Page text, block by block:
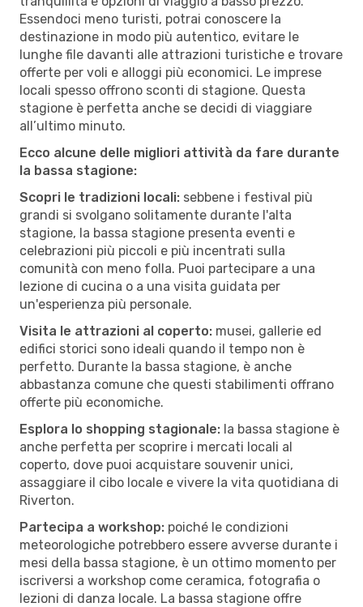
Essendoci meno turisti, potrai conoscere la
destinazione in modo più autentico, evitare le
lunghe file davanti alle attrazioni turistiche e trovare
offerte per voli e alloggi più economici. Le imprese
locali spesso offrono sconti di stagione. Questa
stagione è perfetta anche se decidi di viaggiare
all’ultimo minuto.
Ecco alcune delle migliori attività da fare durante
la bassa stagione:
Scopri le tradizioni locali: sebbene i festival più
grandi si svolgano solitamente durante l'alta
stagione, la bassa stagione presenta eventi e
celebrazioni più piccoli e più incentrati sulla
comunità con meno folla. Puoi partecipare a una
lezione di cucina o a una visita guidata per
un'esperienza più personale.
Visita le attrazioni al coperto: musei, gallerie ed
edifici storici sono ideali quando il tempo non è
perfetto. Durante la bassa stagione, è anche
abbastanza comune che questi stabilimenti offrano
offerte più economiche.
Esplora lo shopping stagionale: la bassa stagione è
anche perfetta per scoprire i mercati locali al
coperto, dove puoi acquistare souvenir unici,
assaggiare il cibo locale e vivere la vita quotidiana di
Riverton.
Partecipa a workshop: poiché le condizioni
meteorologiche potrebbero essere avverse durante i
mesi della bassa stagione, è un ottimo momento per
iscriversi a workshop come ceramica, fotografia o
lezioni di danza locale. La bassa stagione offre